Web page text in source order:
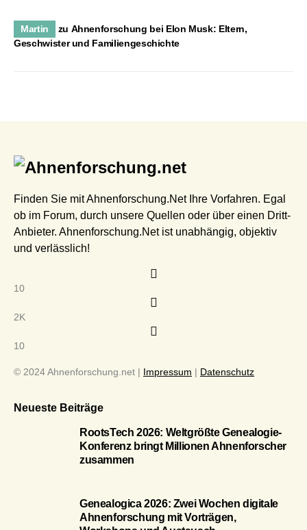
Martin zu Ahnenforschung bei Elon Musk: Eltern,
Geschwister und Familiengeschichte
Finden Sie mit Ahnenforschung.Net Ihre Vorfahren. Egal
ob im Forum, durch unsere Quellen oder über einen Dritt-
Anbieter. Ahnenforschung.Net ist unabhängig, objektiv
und verlässlich!
10
2K
10
© 2024 Ahnenforschung.net | Impressum | Datenschutz
Neueste Beiträge
RootsTech 2026: Weltgrößte Genealogie-
Konferenz bringt Millionen Ahnenforscher
zusammen
Genealogica 2026: Zwei Wochen digitale
Ahnenforschung mit Vorträgen,